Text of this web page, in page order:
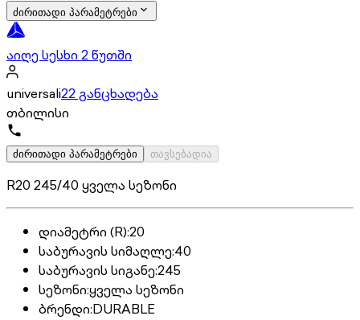
ძირითადი პარამეტრები
აიღე სესხი 2 წუთში
universali22 განცხადება
თბილისი
ძირითადი პარამეტრები თავსებადია
R20 245/40 ყველა სეზონი
დიამეტრი (R):20
საბურავის სიმაღლე:40
საბურავის სიგანე:245
სეზონი:ყველა სეზონი
ბრენდი:DURABLE